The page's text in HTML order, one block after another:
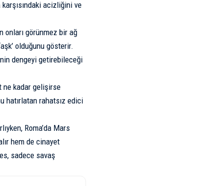
karşısındaki acizliğini ve
onları görünmez bir ağ
olduğunu gösterir.
dengeyi getirebileceği
ne kadar gelişirse
hatırlatan rahatsız edici
Roma’da Mars
hem de cinayet
sadece savaş